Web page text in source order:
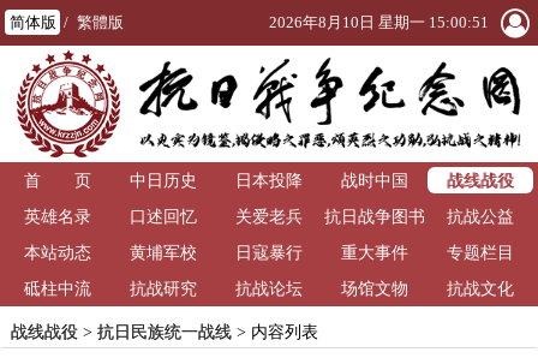
简体版 / 繁體版 2026年8月10日 星期一 15:00:51
首 页 中日历史 日本投降 战时中国
战线战役
英雄名录
口述回忆 关爱老兵
抗日战争图书
馆
抗战公益
本站动态
黄埔军校 日寇暴行 重大事件
专题栏目
砥柱中流
抗战研究 抗战论坛 场馆文物 抗战文化
战线战役> 抗日民族统一战线> 内容列表